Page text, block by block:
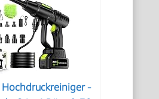
Hochdruckreiniger -